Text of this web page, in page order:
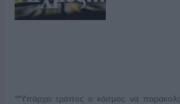
**Υπάρχει τρόπος ο κόσμος να